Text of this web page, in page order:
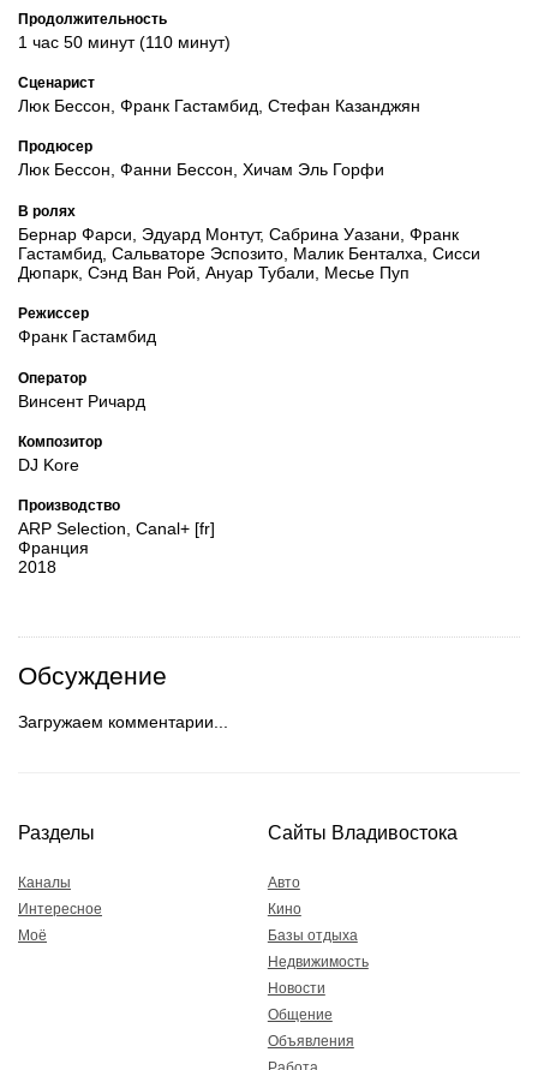
Продолжительность
1 час 50 минут (110 минут)
Сценарист
Люк Бессон, Франк Гастамбид, Стефан Казанджян
Продюсер
Люк Бессон, Фанни Бессон, Хичам Эль Горфи
В ролях
Бернар Фарси, Эдуард Монтут, Сабрина Уазани, Франк
Гастамбид, Сальваторе Эспозито, Малик Бенталха, Сисси
Дюпарк, Сэнд Ван Рой, Ануар Тубали, Месье Пуп
Режиссер
Франк Гастамбид
Оператор
Винсент Ричард
Композитор
DJ Kore
Производство
ARP Selection, Canal+ [fr]
Франция
2018
Обсуждение
Загружаем комментарии...
Разделы
Каналы
Интересное
Моё
Сайты Владивостока
Авто
Кино
Базы отдыха
Недвижимость
Новости
Общение
Объявления